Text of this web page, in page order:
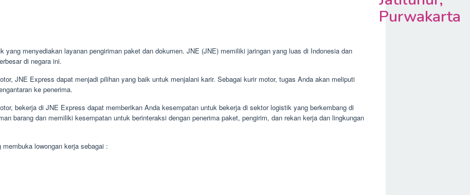
Purwakarta
yang menyediakan layanan pengiriman paket dan dokumen. JNE (JNE) memiliki jaringan yang luas di Indonesia dan
di negara ini.
JNE Express dapat menjadi pilihan yang baik untuk menjalani karir. Sebagai kurir motor, tugas Anda akan meliputi
ke penerima.
bekerja di JNE Express dapat memberikan Anda kesempatan untuk bekerja di sektor logistik yang berkembang di
barang dan memiliki kesempatan untuk berinteraksi dengan penerima paket, pengirim, dan rekan kerja dan lingkungan
lowongan kerja sebagai :